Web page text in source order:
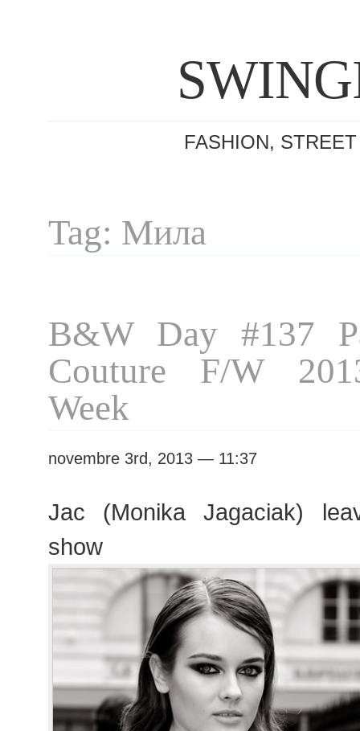
FASHION,
Tag: Мила
B&W Day #137
Couture F/W
Week
novembre 3rd, 2013 — 11:37
Jac (Monika Jagaciak)
show